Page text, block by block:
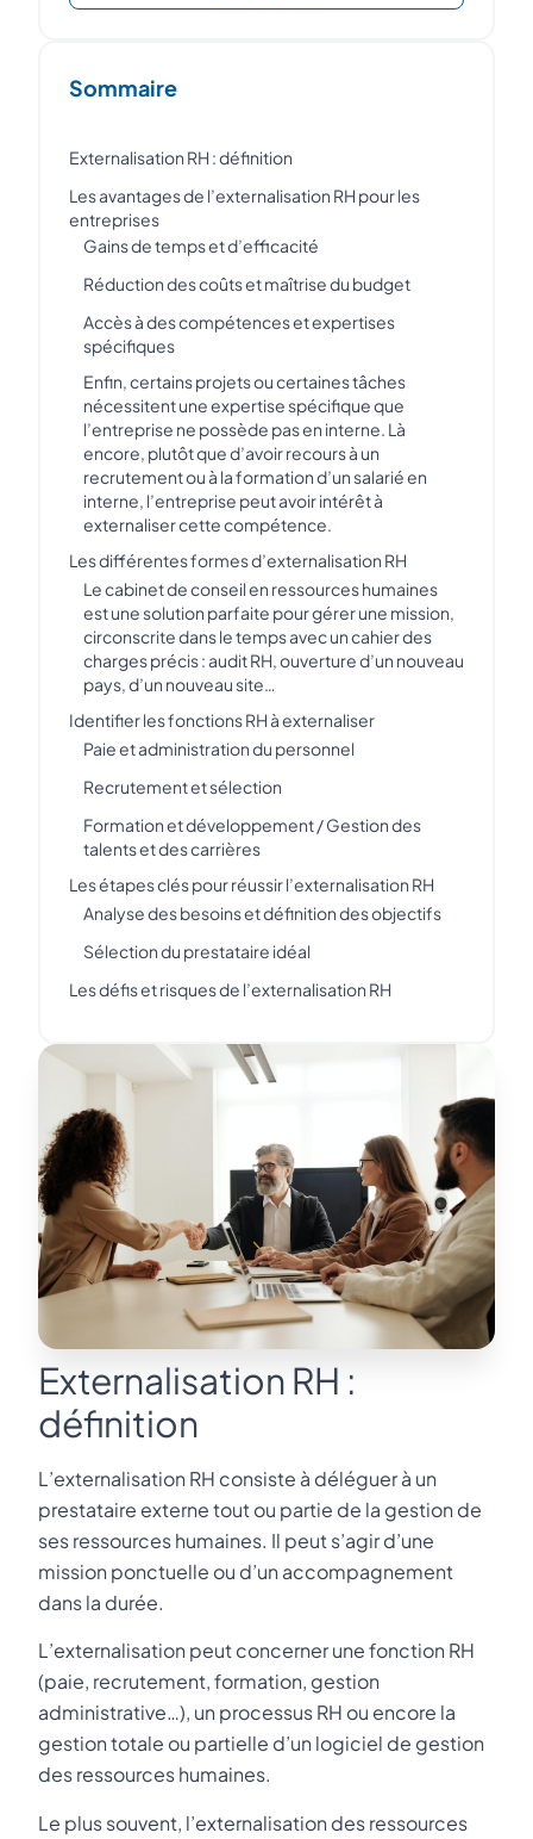
Externalisation RH :
définition
L’externalisation RH consiste à déléguer à un
prestataire externe tout ou partie de la gestion de
ses ressources humaines. Il peut s’agir d’une
mission ponctuelle ou d’un accompagnement
dans la durée.
L’externalisation peut concerner une fonction RH
(paie, recrutement, formation, gestion
administrative…), un processus RH ou encore la
gestion totale ou partielle d’un logiciel de gestion
des ressources humaines.
Le plus souvent, l’externalisation des ressources
Sommaire
Externalisation RH : définition
Les avantages de l’externalisation RH pour les
entreprises
Gains de temps et d’efficacité
Réduction des coûts et maîtrise du budget
Accès à des compétences et expertises
spécifiques
Enfin, certains projets ou certaines tâches
nécessitent une expertise spécifique que
l’entreprise ne possède pas en interne. Là
encore, plutôt que d’avoir recours à un
recrutement ou à la formation d’un salarié en
interne, l’entreprise peut avoir intérêt à
externaliser cette compétence.
Les différentes formes d’externalisation RH
Le cabinet de conseil en ressources humaines
est une solution parfaite pour gérer une mission,
circonscrite dans le temps avec un cahier des
charges précis : audit RH, ouverture d’un nouveau
pays, d’un nouveau site…
Identifier les fonctions RH à externaliser
Paie et administration du personnel
Recrutement et sélection
Formation et développement / Gestion des
talents et des carrières
Les étapes clés pour réussir l’externalisation RH
Analyse des besoins et définition des objectifs
Sélection du prestataire idéal
Les défis et risques de l’externalisation RH